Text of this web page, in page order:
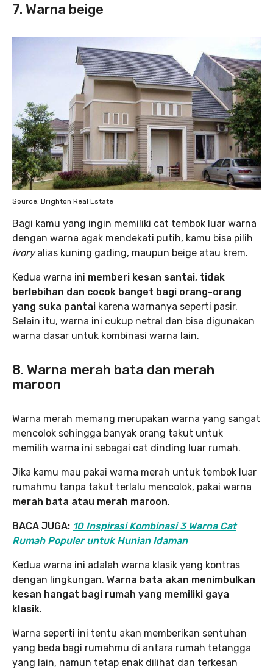
7. Warna beige
Source: Brighton Real Estate
Bagi kamu yang ingin memiliki cat tembok luar warna
dengan warna agak mendekati putih, kamu bisa pilih
ivoryalias kuning gading, maupun beige atau krem.
Kedua warna ini memberi kesan santai, tidak
berlebihan dan cocok banget bagi orang-orang
yang suka pantai karena warnanya seperti pasir.
Selain itu, warna ini cukup netral dan bisa digunakan
warna dasar untuk kombinasi warna lain.
8. Warna merah bata dan merah
maroon
Warna merah memang merupakan warna yang sangat
mencolok sehingga banyak orang takut untuk
memilih warna ini sebagai cat dinding luar rumah.
Jika kamu mau pakai warna merah untuk tembok luar
rumahmu tanpa takut terlalu mencolok, pakai warna
merah bata atau merah maroon.
BACA JUGA: 10 Inspirasi Kombinasi 3 Warna Cat
Rumah Populer untuk Hunian Idaman
Kedua warna ini adalah warna klasik yang kontras
dengan lingkungan. Warna bata akan menimbulkan
kesan hangat bagi rumah yang memiliki gaya
klasik.
Warna seperti ini tentu akan memberikan sentuhan
yang beda bagi rumahmu di antara rumah tetangga
yang lain, namun tetap enak dilihat dan terkesan